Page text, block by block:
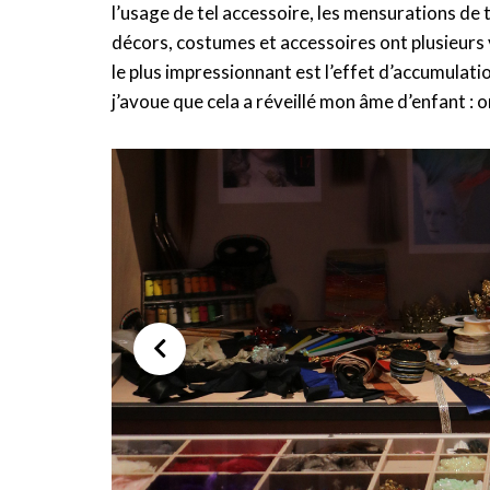
l’usage de tel accessoire, les mensurations
décors, costumes et accessoires ont
le plus impressionnant est l’effet
j’avoue que cela a réveillé mon âme d’enfant